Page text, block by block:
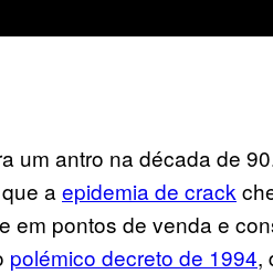
um antro na década de
a epidemia de crack
em pontos de venda e
polémico decreto de 1994,